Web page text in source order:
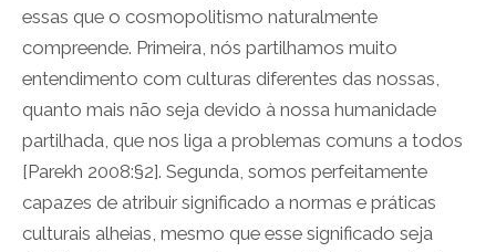
essas que o cosmopolitismo naturalmente
compreende. Primeira, nós partilhamos muito
entendimento com culturas diferentes das nossas,
quanto mais não seja devido à nossa humanidade
partilhada, que nos liga a problemas comuns a todos
[Parekh 2008:§2]. Segunda, somos perfeitamente
capazes de atribuir significado a normas e práticas
culturais alheias, mesmo que esse significado seja